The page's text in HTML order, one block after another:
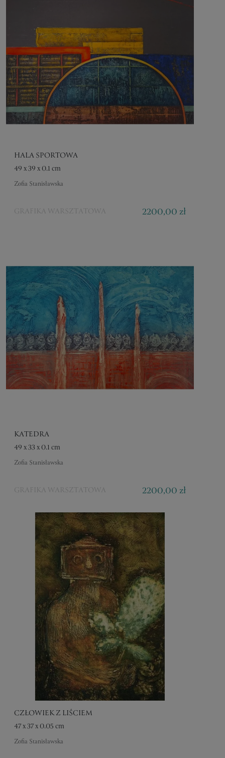
HALA SPORTOWA
49 x 39 x 0.1 cm
Zofia Stanisławska
GRAFIKA WARSZTATOWA 2200,00 zł
KATEDRA
49 x 33 x 0.1 cm
Zofia Stanisławska
GRAFIKA WARSZTATOWA 2200,00 zł
CZŁOWIEK Z LIŚCIEM
47 x 37 x 0.05 cm
Zofia Stanisławska